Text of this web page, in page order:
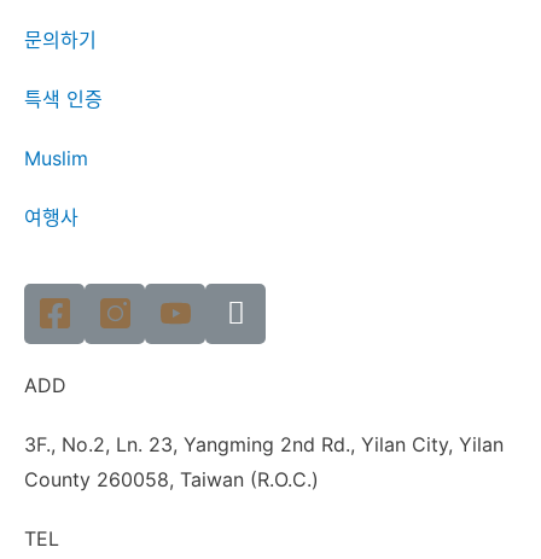
문의하기
특색 인증
Muslim
여행사
ADD
3F., No.2, Ln. 23, Yangming 2nd Rd., Yilan City, Yilan
County 260058, Taiwan (R.O.C.)
TEL